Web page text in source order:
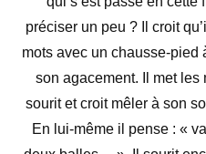
préciser un peu ? Il croit
mots avec un chausse-pied
son agacement. Il met les
sourit et croit mêler à son
En lui-même il pense : «